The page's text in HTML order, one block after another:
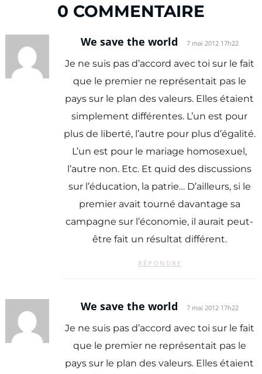
0 COMMENTAIRE
We save the world 7 mai 2012 17h22
Je ne suis pas d’accord avec toi sur le fait
que le premier ne représentait pas le
pays sur le plan des valeurs. Elles étaient
simplement différentes. L’un est pour
plus de liberté, l’autre pour plus d’égalité.
L’un est pour le mariage homosexuel,
l’autre non. Etc. Et quid des discussions
sur l’éducation, la patrie… D’ailleurs, si le
premier avait tourné davantage sa
campagne sur l’économie, il aurait peut-
être fait un résultat différent.
RÉPONDRE
We save the world 7 mai 2012 17h22
Je ne suis pas d’accord avec toi sur le fait
que le premier ne représentait pas le
pays sur le plan des valeurs. Elles étaient